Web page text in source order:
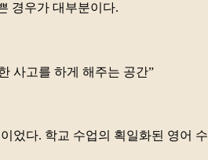
경우가 대부분이다.
사고를 하게 해주는 공간”
었다. 학교 수업의 획일화된 영어